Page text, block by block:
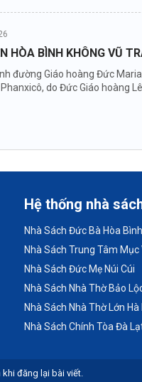
HÒA BÌNH KHÔNG VŨ
đường Giáo hoàng Đức
do Đức Giáo hoàng
Hệ thống nhà
Nhà Sách Đức Bà Hòa Bình
Nhà Sách Trung Tâm Mục
Nhà Sách Đức Mẹ Núi Cúi
Nhà Sách Nhà Thờ Bảo
Nhà Sách Nhà Thờ Lớn Hà
Nhà Sách Chính Tòa Đà
đăng lại bài viết.